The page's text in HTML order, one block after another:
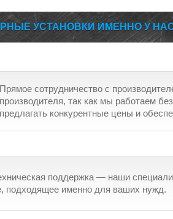
УСТАНОВКИ ИМЕННО У
Прямое сотрудничество с
производителя, так как мы работаем
предлагать конкурентные цены и
поддержка — наши
подходящее именно для ваших нужд.